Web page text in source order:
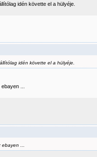
idén követte el a hülyéje.
idén követte el a hülyéje.
...
...